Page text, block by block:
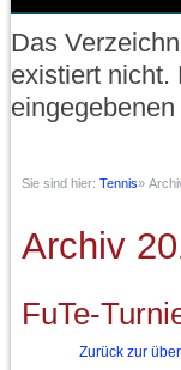
Das
existiert nicht.
Sie sind hier: Tennis»
Archiv
FuTe-
Zurück zur